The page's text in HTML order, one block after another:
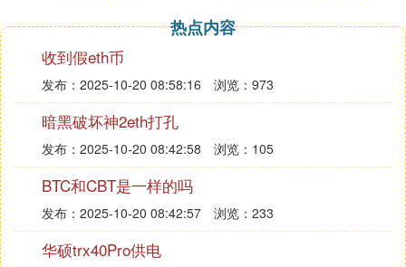
3️⃣ 生态丰富：TRX拥有庞大的生态系统，为用户提
供了丰富的应用场景和便捷的使用体验。🌳
此外，TRX还具备高度的可扩展性和灵活性，能够适
应不同场景的需求。这些特点和优势使得TRX在数字
货币市场上具有较大的竞争优势。👏
四、波场币的应用场景
TRX作为一种数字货币，在实际应用中具有广泛的应
用场景。例如，在跨境支付领域，TRX可以实现快
热点内容
收到假eth币
发布：2025-10-20 08:58:16 浏览：973
暗黑破坏神2eth打孔
发布：2025-10-20 08:42:58 浏览：105
BTC和CBT是一样的吗
发布：2025-10-20 08:42:57 浏览：233
华硕trx40Pro供电